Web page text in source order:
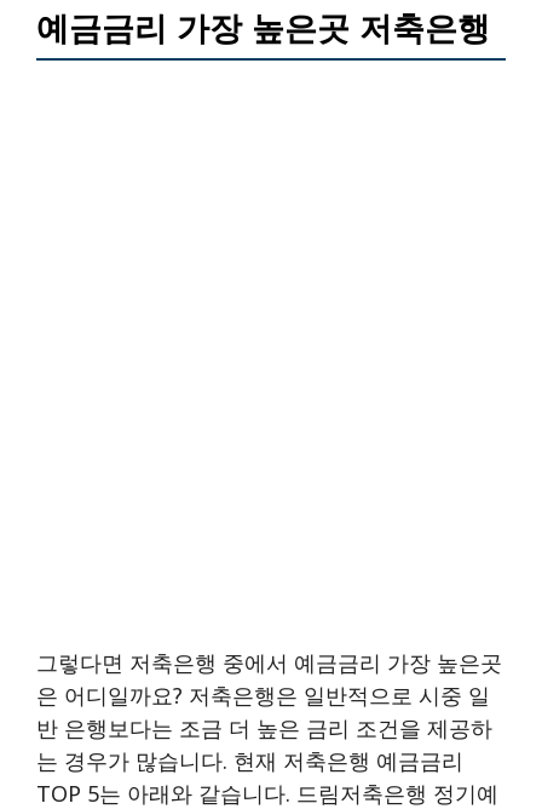
예금금리 가장 높은곳 저축은행
그렇다면 저축은행 중에서 예금금리 가장 높은곳
은 어디일까요? 저축은행은 일반적으로 시중 일
반 은행보다는 조금 더 높은 금리 조건을 제공하
는 경우가 많습니다. 현재 저축은행 예금금리
TOP 5는 아래와 같습니다. 드림저축은행 정기예